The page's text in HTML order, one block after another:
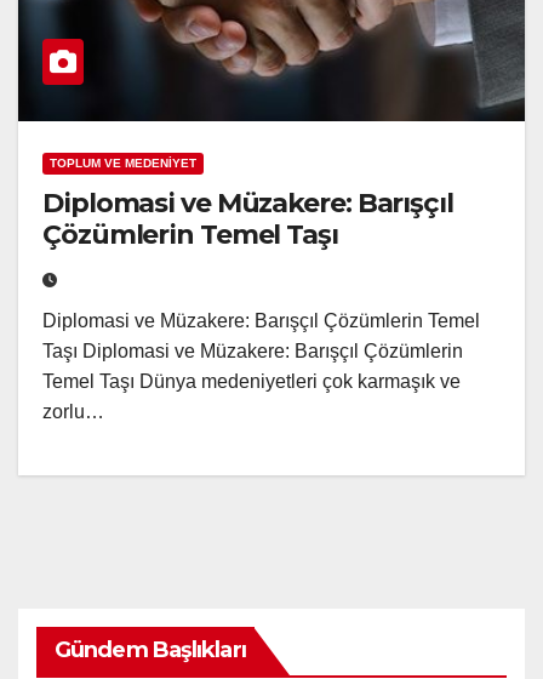
TOPLUM VE MEDENİYET
Diplomasi ve Müzakere: Barışçıl
Çözümlerin Temel Taşı
Diplomasi ve Müzakere: Barışçıl Çözümlerin Temel
Taşı Diplomasi ve Müzakere: Barışçıl Çözümlerin
Temel Taşı Dünya medeniyetleri çok karmaşık ve
zorlu…
Gündem Başlıkları